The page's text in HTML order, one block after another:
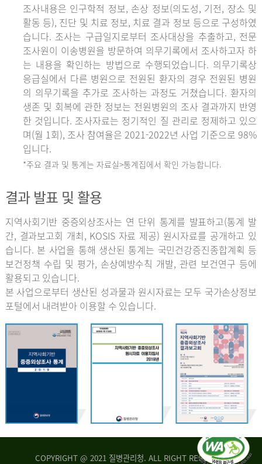
조사내용은 인구학적 정보, 손상 정보(의도성, 기전, 장소 및
활동 등), 진단 및 치료 정보, 치료 결과 정보 등으로 구성하였
습니다. 조사는 구급일지로부터 조사대상을 추출하고, 전문
조사원이 이송병원을 방문하여 의무기록에서 조사하고자 하
는 내용을 확인하는 방법으로 수행되었습니다. 의무기록상
응급실에서 다른 병원으로 전원된 환자의 경우 전원된 병원
의 의무기록을 추가로 조사하는 과정도 거쳤습니다. 환자의
생존 및 회복에 관한 정보는 전원병원의 조사 결과까지 반영
한 것입니다. 조사자료는 정기적인 질 관리로 정제하고 있으
며(월 1회), 조사 참여율은 2021-2022년 사업 기준으로 98%
입니다.
*주요 결과 및 통계는 자료실>통계집에서 확인 가능합니다.
결과 발표 및 활용
지역사회기반 중증외상조사는 연 단위 통계를 발표하고(통계 발
간, 결과보고회 개최, KOSIS 자료 제공) 원시자료를 공개하고 있
습니다. 본 사업을 통해 생산된 통계는 국민건강증진종합계획 등
보건정책 수립 및 평가, 손상예방수칙 개발, 관련 보건연구 등에
활용되고 있습니다.
본 사업으로부터 생산된 성과물과 원시자료는 모두 국가손상정보
포털에서 내려받아 이용할 수 있습니다.
COPYRIGHT @ 2021 질병관리청. ALL RIGHT RESERVED